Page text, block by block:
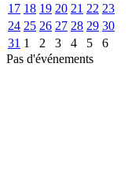
17 18 19 20 21 22 23
24 25 26 27 28 29 30
31 1 2 3 4 5
6
Pas d'événements